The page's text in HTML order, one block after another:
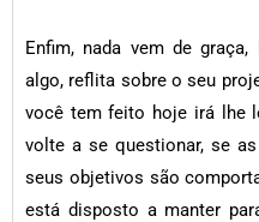
Enfim, nada vem de
algo, reflita sobre o seu
você tem feito hoje irá lhe
volte a se questionar, se
seus objetivos são
está disposto a manter